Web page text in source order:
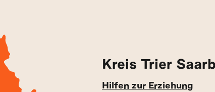
Kreis Trier
Hilfen zur Erziehung